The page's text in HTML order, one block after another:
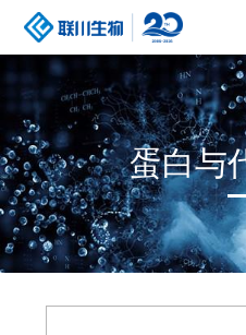
蛋白与